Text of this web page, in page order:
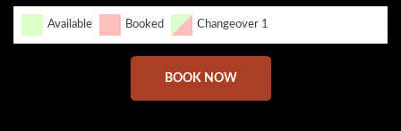
Available Booked Changeover 1
BOOK NOW